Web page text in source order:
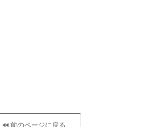
前のページに戻る